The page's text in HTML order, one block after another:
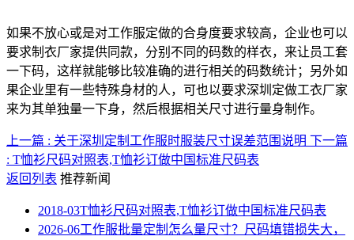
如果不放心或是对工作服定做的合身度要求较高，企业也可以
要求制衣厂家提供同款，分别不同的码数的样衣，来让员工套
一下码，这样就能够比较准确的进行相关的码数统计；另外如
果企业里有一些特殊身材的人，可也以要求深圳定做工衣厂家
来为其单独量一下身，然后根据相关尺寸进行量身制作。
上一篇 : 关于深圳定制工作服时服装尺寸误差范围说明 下一篇
: T恤衫尺码对照表,T恤衫订做中国标准尺码表
返回列表 推荐新闻
2018-03T恤衫尺码对照表,T恤衫订做中国标准尺码表
2026-06工作服批量定制怎么量尺寸？尺码填错损失大，